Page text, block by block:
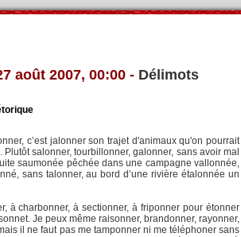
août 2007, 00:00 - Délimots
c’est jalonner son trajet d'animaux qu'on pourrait
salonner, tourbillonner, galonner, sans avoir mal
saumonée pêchée dans une campagne vallonnée,
sans talonner, au bord d’une rivière étalonnée un
à charbonner, à sectionner, à friponner pour étonner
Je peux même raisonner, brandonner, rayonner,
il ne faut pas me tamponner ni me téléphoner sans